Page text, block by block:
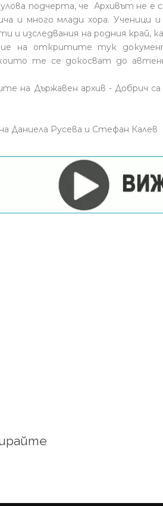
подчерта, че Архивът не е
и много млади хора.
и изследвания на родния край,
на откритите тук
те се докосват до
на Държавен архив - Добрич
Даниела Русева и Стефан Калев